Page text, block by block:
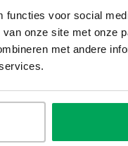
voor social
onze site met onze
met andere
sur mesure
vidéo